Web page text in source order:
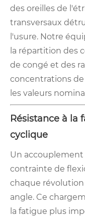
des oreilles de
transversaux
l'usure. Notre
la répartition des
de congé et des
concentrations
les valeurs
Résistance à la
cyclique
Un
contrainte de
chaque
angle. Ce
la fatigue plus